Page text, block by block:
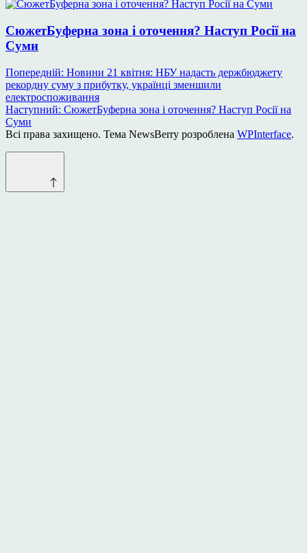
СюжетБуферна зона і оточення? Наступ Росії на
Суми
Навігація
записів
Попередній: Новини 21 квітня: НБУ надасть держбюджету
рекордну суму з прибутку, українці зменшили
електроспоживання
Наступний: СюжетБуферна зона і оточення? Наступ Росії на
Суми
Всі права захищено. Тема NewsBerry розроблена WPInterface.